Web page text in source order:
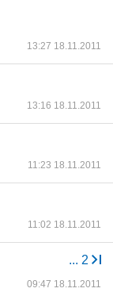
13:27 18.11.2011
13:16 18.11.2011
11:23 18.11.2011
11:02 18.11.2011
... 2
09:47 18.11.2011